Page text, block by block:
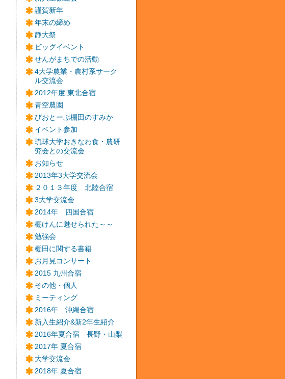
謹賀新年
年末の締め
静大祭
ビッグイベント
せんがまちでの活動
4大学農業・農村系サーク
ル交流会
2012年度 東北合宿
青空農園
びおとーぷ棚田のすみか
イベント参加
琉球大学おきなわ食・農研
究会との交流会
お知らせ
2013年3大学交流会
２０１３年度 北陸合宿
3大学交流会
2014年 四国合宿
棚けんに魅せられた～～
勉強会
棚田に関する書籍
お月見コンサート
2015 九州合宿
その他・個人
ミーティング
2016年 沖縄合宿
新入生紹介&新2年生紹介
2016年夏合宿 長野・山梨
2017年 夏合宿
大学交流会
2018年 夏合宿